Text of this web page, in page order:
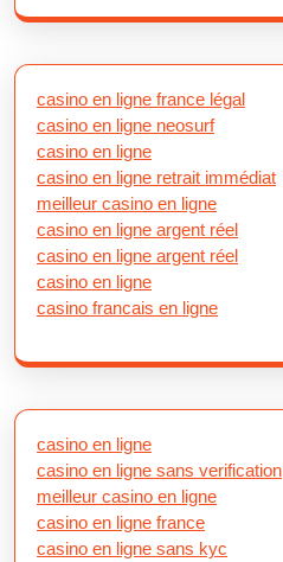
casino en ligne france légal
casino en ligne neosurf
casino en ligne
casino en ligne retrait immédiat
meilleur casino en ligne
casino en ligne argent réel
casino en ligne argent réel
casino en ligne
casino francais en ligne
casino en ligne
casino en ligne sans verification
meilleur casino en ligne
casino en ligne france
casino en ligne sans kyc